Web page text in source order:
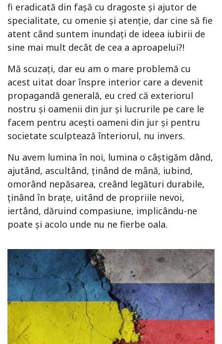
fi eradicată din fașă cu dragoste și ajutor de
specialitate, cu omenie și atenție, dar cine să fie
atent când suntem inundați de ideea iubirii de
sine mai mult decât de cea a aproapelui?!
Mă scuzați, dar eu am o mare problemă cu
acest uitat doar înspre interior care a devenit
propagandă generală, eu cred că exteriorul
nostru și oamenii din jur și lucrurile pe care le
facem pentru acești oameni din jur și pentru
societate sculptează înteriorul, nu invers.
Nu avem lumina în noi, lumina o câștigăm dând,
ajutând, ascultând, ținând de mână, iubind,
omorând nepăsarea, creând legături durabile,
ținând în brațe, uitând de propriile nevoi,
iertând, dăruind compasiune, implicându-ne
poate și acolo unde nu ne fierbe oala.